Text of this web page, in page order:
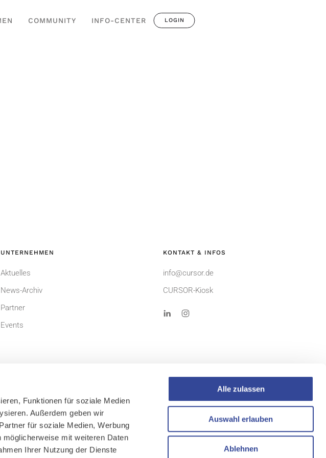
Funktionen für soziale Medien
Außerdem geben wir
für soziale Medien, Werbung
mit weiteren Daten
Ihrer Nutzung der Dienste
Alle zulassen
Auswahl erlauben
Ablehnen
COMMUNITY INFO-CENTER LOGIN
UNTERNEHMEN
Aktuelles
News-Archiv
Partner
Events
KONTAKT & INFOS
info@cursor.de
CURSOR-Kiosk
Datenschutzerklärung
Bildnachweis
Sitemap